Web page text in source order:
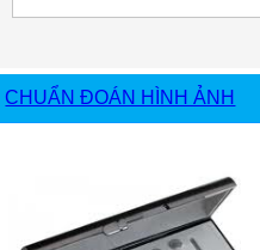
CHUẨN ĐOÁN HÌNH ẢNH